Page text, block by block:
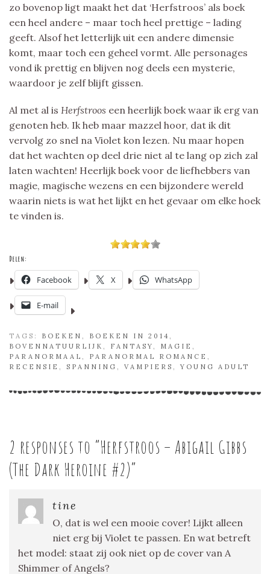
zo bovenop ligt maakt het dat ‘Herfstroos’ als boek
een heel andere – maar toch heel prettige – lading
geeft. Alsof het letterlijk uit een andere dimensie
komt, maar toch een geheel vormt. Alle personages
vond ik prettig en blijven nog deels een mysterie,
waardoor je zelf blijft gissen.
Al met al is Herfstroos een heerlijk boek waar ik erg van
genoten heb. Ik heb maar mazzel hoor, dat ik dit
vervolg zo snel na Violet kon lezen. Nu maar hopen
dat het wachten op deel drie niet al te lang op zich zal
laten wachten! Heerlijk boek voor de liefhebbers van
magie, magische wezens en een bijzondere wereld
waarin niets is wat het lijkt en het gevaar om elke hoek
te vinden is.
Delen:
Facebook X WhatsApp
E-mail
TAGS: BOEKEN BOEKEN IN 2014
BOVENNATUURLIJK
FANTASY MAGIE
PARANORMAAL
PARANORMAL ROMANCE
RECENSIE
SPANNING VAMPIERS ,YOUNG ADULT
2 responses to “Herfstroos – Abigail Gibbs
(The Dark Heroine #2)”
tine
O, dat is wel een mooie cover! Lijkt alleen
niet erg bij Violet te passen. En wat betreft
het model: staat zij ook niet op de cover van A
Shimmer of Angels?